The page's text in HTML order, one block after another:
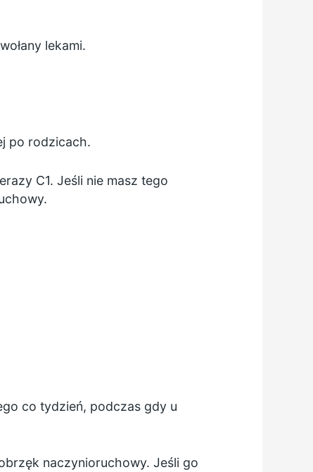
lekami.
po rodzicach.
C1. Jeśli nie masz tego
co tydzień, podczas gdy u
naczynioruchowy. Jeśli go